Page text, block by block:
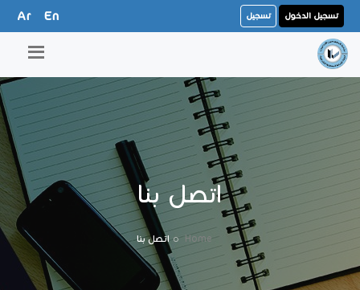
تسجيل الدخول تسجيل En
Ar
اتصل بنا
Home اتصل بنا